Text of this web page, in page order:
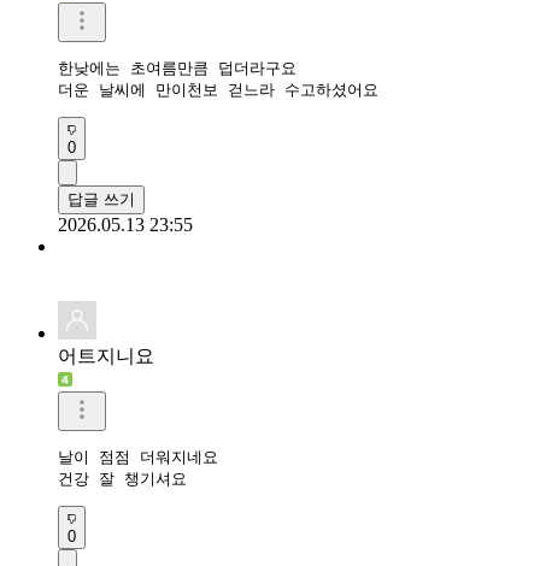
한낮에는 초여름만큼 덥더라구요
더운 날씨에 만이천보 걷느라 수고하셨어요
0
답글 쓰기
2026.05.13 23:55
어트지니요
날이 점점 더워지네요
건강 잘 챙기셔요
0